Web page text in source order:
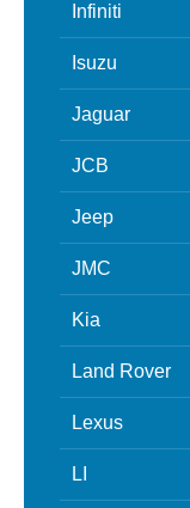
Infiniti
Isuzu
Jaguar
JCB
Jeep
JMC
Kia
Land Rover
Lexus
LI